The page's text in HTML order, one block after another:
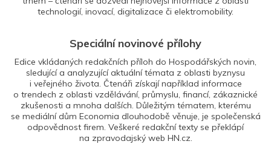
technologií, inovací, digitalizace či elektromobility.
Speciální novinové přílohy
Edice vkládaných redakčních příloh do Hospodářských novin,
sledující a analyzující aktuální témata z oblasti byznysu
i veřejného života. Čtenáři získají například informace
o trendech z oblasti vzdělávání, průmyslu, financí, zákaznické
zkušenosti a mnoha dalších. Důležitým tématem, kterému
se mediální dům Economia dlouhodobě věnuje, je společenská
odpovědnost firem. Veškeré redakční texty se překlápí
na zpravodajský web HN.cz.